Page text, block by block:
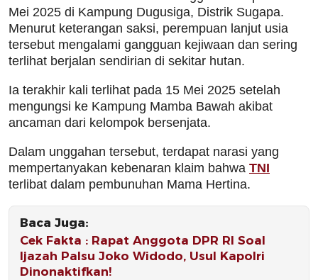
Mei 2025 di Kampung Dugusiga, Distrik Sugapa.
Menurut keterangan saksi, perempuan lanjut usia
tersebut mengalami gangguan kejiwaan dan sering
terlihat berjalan sendirian di sekitar hutan.
Ia terakhir kali terlihat pada 15 Mei 2025 setelah
mengungsi ke Kampung Mamba Bawah akibat
ancaman dari kelompok bersenjata.
Dalam unggahan tersebut, terdapat narasi yang
mempertanyakan kebenaran klaim bahwa TNI
terlibat dalam pembunuhan Mama Hertina.
Baca Juga:
Cek Fakta : Rapat Anggota DPR RI Soal
Ijazah Palsu Joko Widodo, Usul Kapolri
Dinonaktifkan!